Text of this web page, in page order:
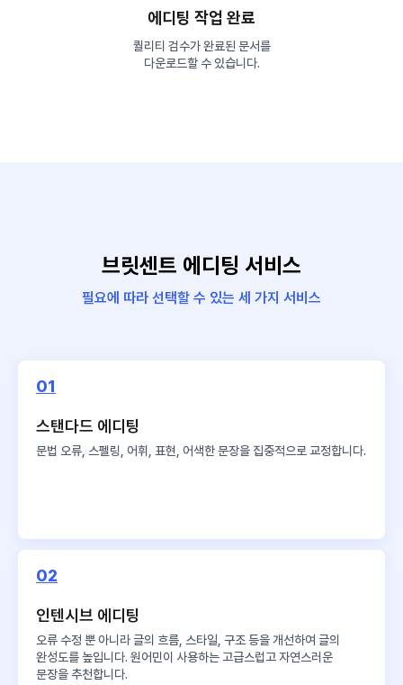
에디팅 작업 완료
퀄리티 검수가 완료된 문서를
다운로드할 수 있습니다.
브릿센트 에디팅 서비스
필요에 따라 선택할 수 있는 세 가지 서비스
01
스탠다드 에디팅
문법 오류, 스펠링, 어휘, 표현, 어색한 문장을 집중적으로 교정합니다.
02
인텐시브 에디팅
오류 수정 뿐 아니라 글의 흐름, 스타일, 구조 등을 개선하여 글의
완성도를 높입니다. 원어민이 사용하는 고급스럽고 자연스러운
문장을 추천합니다.